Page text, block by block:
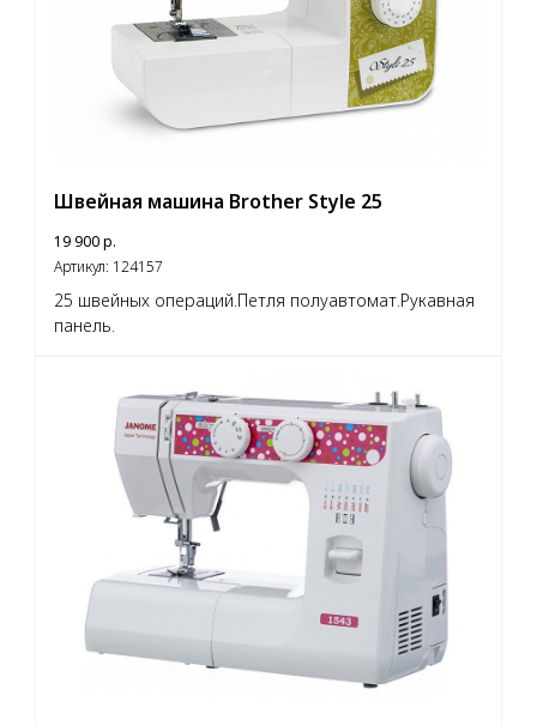
Швейная машина Brother Style 25
19 900р.
Артикул: 124157
25 швейных операций.Петля полуавтомат.Рукавная
панель.